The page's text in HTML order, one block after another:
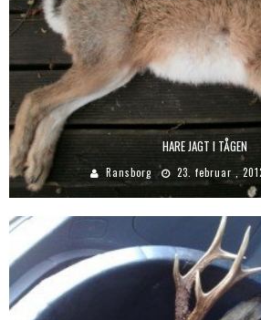
HARE JAGT I TÅGEN
Ransborg 23. februar ,